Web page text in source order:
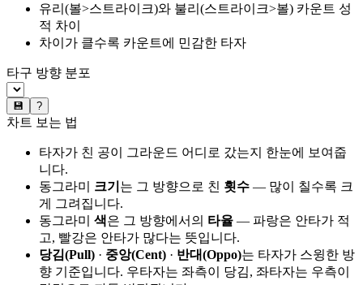
유리(볼>스트라이크)와 불리(스트라이크>볼) 카운트 성
적 차이
차이가 클수록 카운트에 민감한 타자
타구 방향 분포
💾 ?
차트 보는 법
타자가 친 공이 그라운드 어디로 갔는지 한눈에 보여줍
니다.
동그라미 크기 는 그 방향으로 친 횟수 — 많이 칠수록 크
게 그려집니다.
동그라미 색은 그 방향에서의 타율 — 파랑은 안타가 적
고, 빨강은 안타가 많다는 뜻입니다.
당김(Pull) · 중앙(Cent) · 반대(Oppo)는 타자가 스윙한 방
향 기준입니다. 우타자는 좌측이 당김, 좌타자는 우측이